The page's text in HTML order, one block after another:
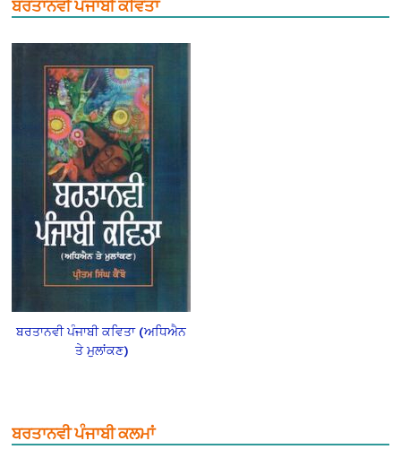
ਬਰਤਾਨਵੀ ਪੰਜਾਬੀ ਕਵਿਤਾ
ਬਰਤਾਨਵੀ ਪੰਜਾਬੀ ਕਵਿਤਾ (ਅਧਿਐਨ
ਤੇ ਮੁਲਾਂਕਣ)
ਬਰਤਾਨਵੀ ਪੰਜਾਬੀ ਕਲਮਾਂ